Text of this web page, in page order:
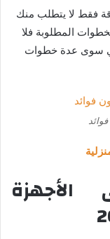
فقط لا يتطلب منك
المطلوبة فلا
سوى عدة خطوات